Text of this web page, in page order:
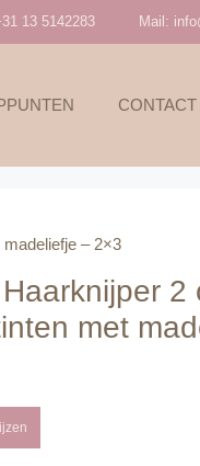
13 5142283 Mail:
CONTACT
– 2×3
2
met